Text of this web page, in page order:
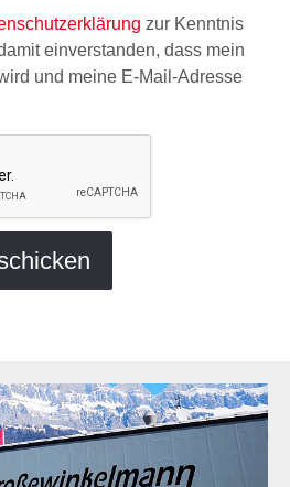
zur Kenntnis
einverstanden, dass mein
und meine E-Mail-Adresse